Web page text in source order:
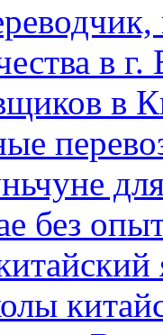
в
в
без